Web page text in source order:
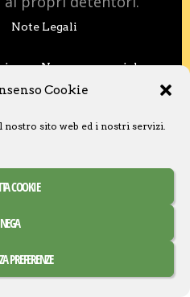
Cookie
sito web ed i nostri servizi.
COOKIE
NEGA
PREFERENZE
Note Legali
– Non commerciale –